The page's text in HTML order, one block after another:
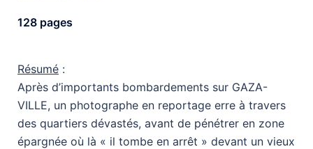
128 pages
Résumé :
Après d’importants bombardements sur GAZA-
VILLE, un photographe en reportage erre à travers
des quartiers dévastés, avant de pénétrer en zone
épargnée où là « il tombe en arrêt » devant un vieux